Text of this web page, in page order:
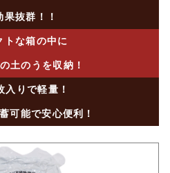
果抜群！！
トな箱の中に
土のうを収納！
入りで軽量！
可能で安心便利！